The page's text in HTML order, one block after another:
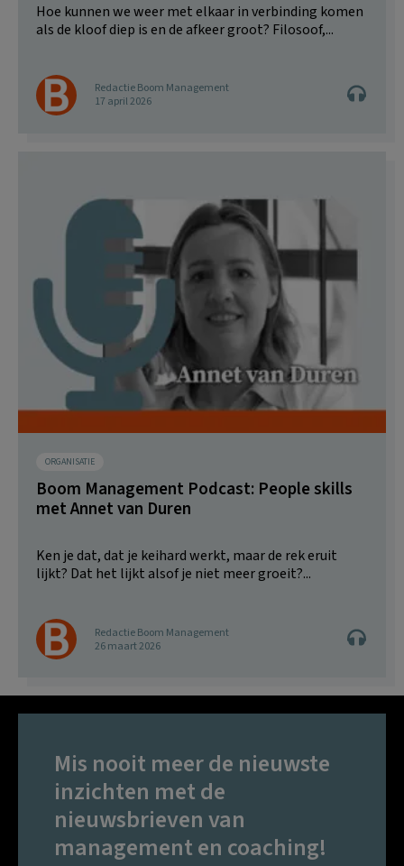
Hoe kunnen we weer met elkaar in verbinding komen
als de kloof diep is en de afkeer groot? Filosoof,...
Redactie Boom Management
17 april 2026
ORGANISATIE
Boom Management Podcast: People skills
met Annet van Duren
Ken je dat, dat je keihard werkt, maar de rek eruit
lijkt? Dat het lijkt alsof je niet meer groeit?...
Redactie Boom Management
26 maart 2026
Mis nooit meer de nieuwste
inzichten met de
nieuwsbrieven van
management en coaching!